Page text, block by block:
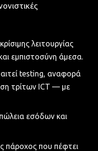
λειτουργίας
εμπιστοσύνη άμεσα.
testing, αναφορά
τρίτων ICT — με
εσόδων και
πάροχος που πέφτει